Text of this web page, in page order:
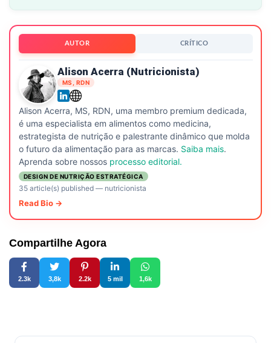
AUTOR CRÍTICO
Alison Acerra (nutricionista)
MS, RDN
Alison Acerra, MS, RDN, uma membro premium dedicada,
é uma especialista em alimentos como medicina,
estrategista de nutrição e palestrante dinâmico que molda
o futuro da alimentação para as marcas. Saiba mais.
Aprenda sobre nossos processo editorial.
DESIGN DE NUTRIÇÃO ESTRATÉGICA
35 article(s) published— nutricionista
Read Bio →
Compartilhe Agora
2.3k 3,8k 2.2k 5 mil 1,6k